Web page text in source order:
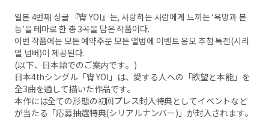
일본 4번째 싱글 『宵 YOI』는, 사랑하는 사람에게 느끼는 ‘욕망과 본
능’을 테마로 한 총 3곡을 담은 작품이다.
이번 작품에는 모든 예약주문 모든 앨범에 이벤트 응모 추첨 특전(시리
얼 넘버)이 제공된다.
(以下、日本語でのご案内です。)
日本4thシングル「宵 YOI」は、愛する人への「欲望と本能」を
全3曲を通して描いた作品です。
本作には全ての形態の初回プレス封入特典としてイベントなど
が当たる「応募抽選特典(シリアルナンバー)」が封入されます。